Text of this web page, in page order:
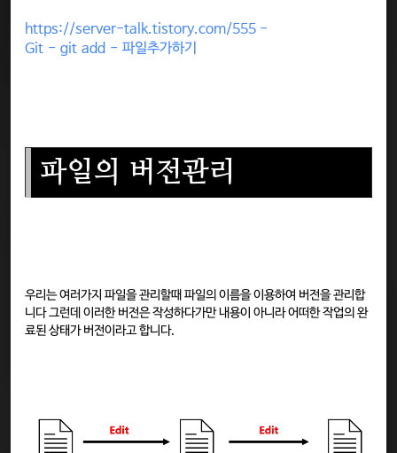
https://server-talk.tistory.com/555 -
Git - git add - 파일추가하기
파일의 버전관리
우리는 여러가지 파일을 관리할때 파일의 이름을 이용하여 버전을 관리합
니다 그런데 이러한 버전은 작성하다가만 내용이 아니라 어떠한 작업의 완
료된 상태가 버전이라고 합니다.